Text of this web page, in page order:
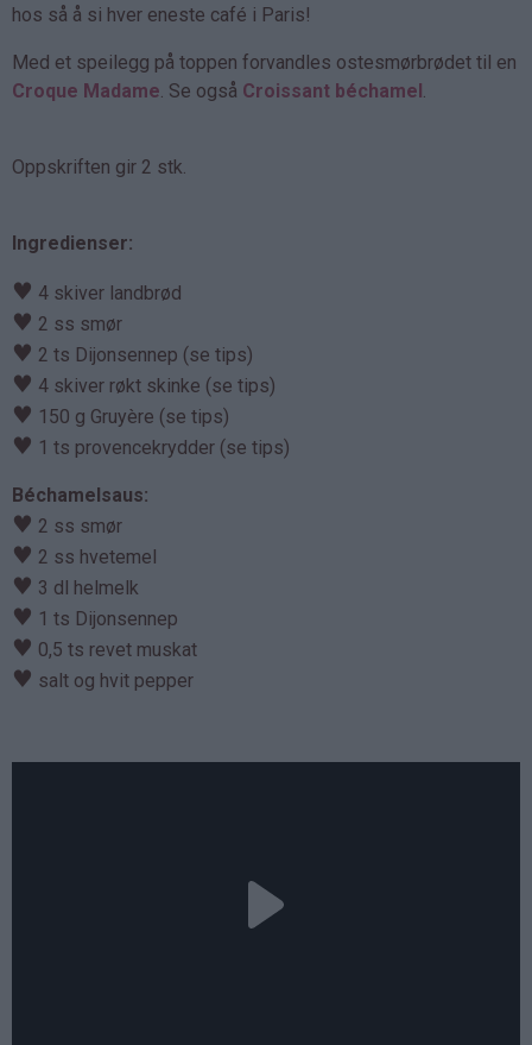
hos så å si hver eneste café i Paris!
Med et speilegg på toppen forvandles ostesmørbrødet til en
Croque Madame . Se også Croissant béchamel
Oppskriften gir 2 stk.
Ingredienser:
♥ 4 skiver landbrød
♥ 2 ss smør
♥ 2 ts Dijonsennep (se tips)
♥ 4 skiver røkt skinke (se tips)
♥ 150 g Gruyère (se tips)
♥ 1 ts provencekrydder (se tips)
Béchamelsaus:
♥ 2 ss smør
♥ 2 ss hvetemel
♥ 3 dl helmelk
♥ 1 ts Dijonsennep
♥ 0,5 ts revet muskat
♥ salt og hvit pepper